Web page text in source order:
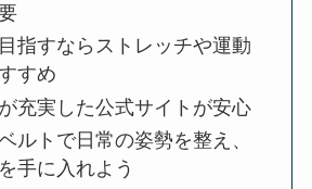
指すならストレッチや運動
すめ
充実した公式サイトが安心
ルトで日常の姿勢を整え、
手に入れよう